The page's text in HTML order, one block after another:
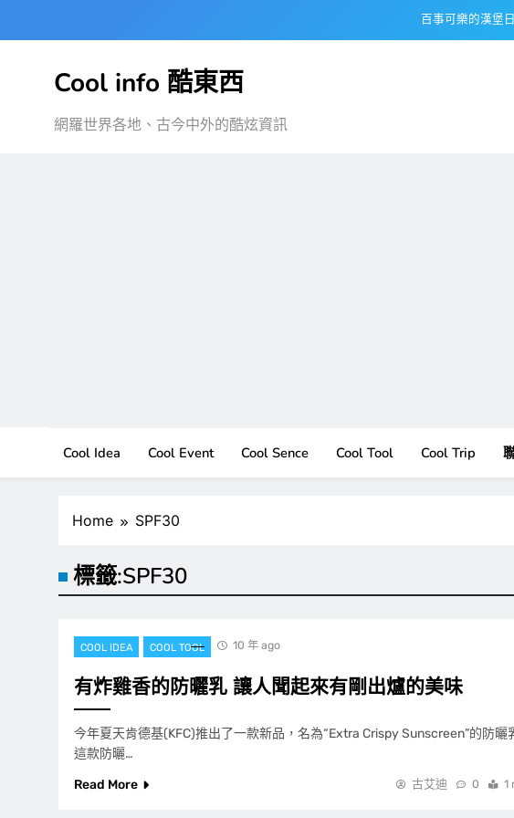
百事可樂的漢堡
Cool info 酷東西
網羅世界各地、古今中外的酷炫資訊
Cool Idea Cool Event Cool Sence Cool Tool Cool Trip
Home SPF30
標籤:SPF30
COOL IDEA COOL TOOL 10 年 ago
有炸雞香的防曬乳 讓人聞起來有剛出爐的美味
今年夏天肯德基(KFC)推出了一款新品，名為“Extra Crispy Sunscreen”的防曬
這款防曬…
Read More
古艾迪 0 1